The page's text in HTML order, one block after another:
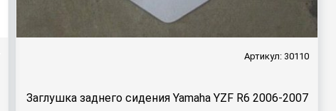
Артикул: 30110
Заглушка заднего сидения Yamaha YZF R6 2006-2007